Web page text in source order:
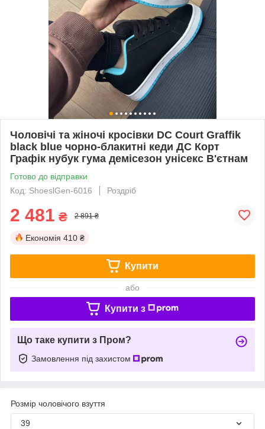
Чоловічі та жіночі кросівки DC Court Graffik
black blue чорно-блакитні кеди ДС Корт
Графік нубук гума демісезон унісекс В'єтнам
Готово до відправки
Код: ShoeslGen-6016
Роздріб
2 481 ₴ 2 891 ₴
Економія 410 ₴
Купити
або
Купити з
Що таке купити з Пром?
Замовлення під захистом
Розмір чоловічого взуття
39